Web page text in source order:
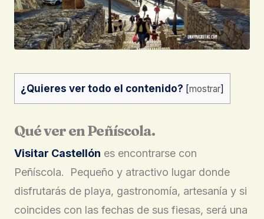
¿Quieres ver todo el contenido? [mostrar]
Qué ver en Peñíscola.
Visitar Castellón es encontrarse con
Peñíscola. Pequeño y atractivo lugar donde
disfrutarás de playa, gastronomía, artesanía y si
coincides con las fechas de sus fiesas, será una